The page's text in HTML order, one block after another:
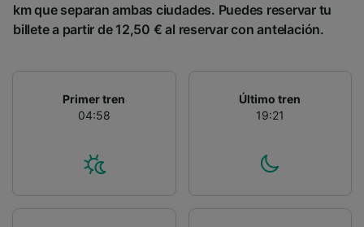
km que separan ambas ciudades. Puedes reservar tu
billete a partir de 12,50 € al reservar con antelación.
Primer tren
04:58
Último tren
19:21